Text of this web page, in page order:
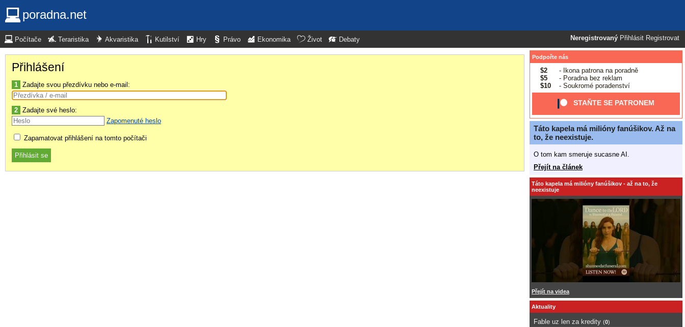
poradna.net
Neregistrovaný Přihlásit Registrovat
Počítače Teraristika Akvaristika Kutilství Hry Právo Ekonomika Život Debaty
Přihlášení
1 Zadajte svou přezdívku nebo e-mail:
2 Zadajte své heslo:
Zapomenuté heslo
Zapamatovat přihlášení na tomto počítači
Podpořte nás
$2
- Ikona patrona na poradně
$5
- Poradna bez reklam
$10
- Soukromé poradenství
STAŇTE SE PATRONEM
Táto kapela má milióny fanúšikov. Až na
to, že neexistuje.
O tom kam smeruje sucasne AI.
Přejít na článek
Táto kapela má milióny fanúšikov - až na to, že
neexistuje
Přejít na videa
Aktuality
Fable uz len za kredity (0)